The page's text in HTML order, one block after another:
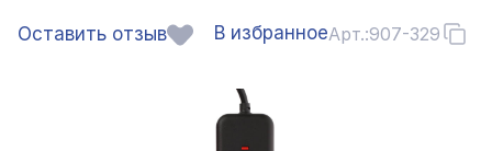
Оставить отзыв В избранноеАрт.:907-329